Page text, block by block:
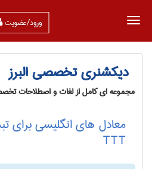
ورود/عضویت
دیکشنری تخصصی البرز
مجموعه ای کامل از لغات و اصطلاحات
T‌T‌T